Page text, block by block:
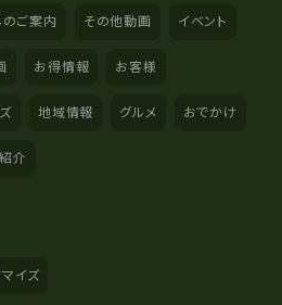
ご案内 その他動画 イベント
お得情報 お客様
地域情報 グルメ おでかけ
介
イズ